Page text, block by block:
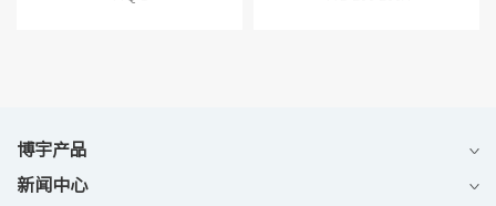
博宇产品
新闻中心